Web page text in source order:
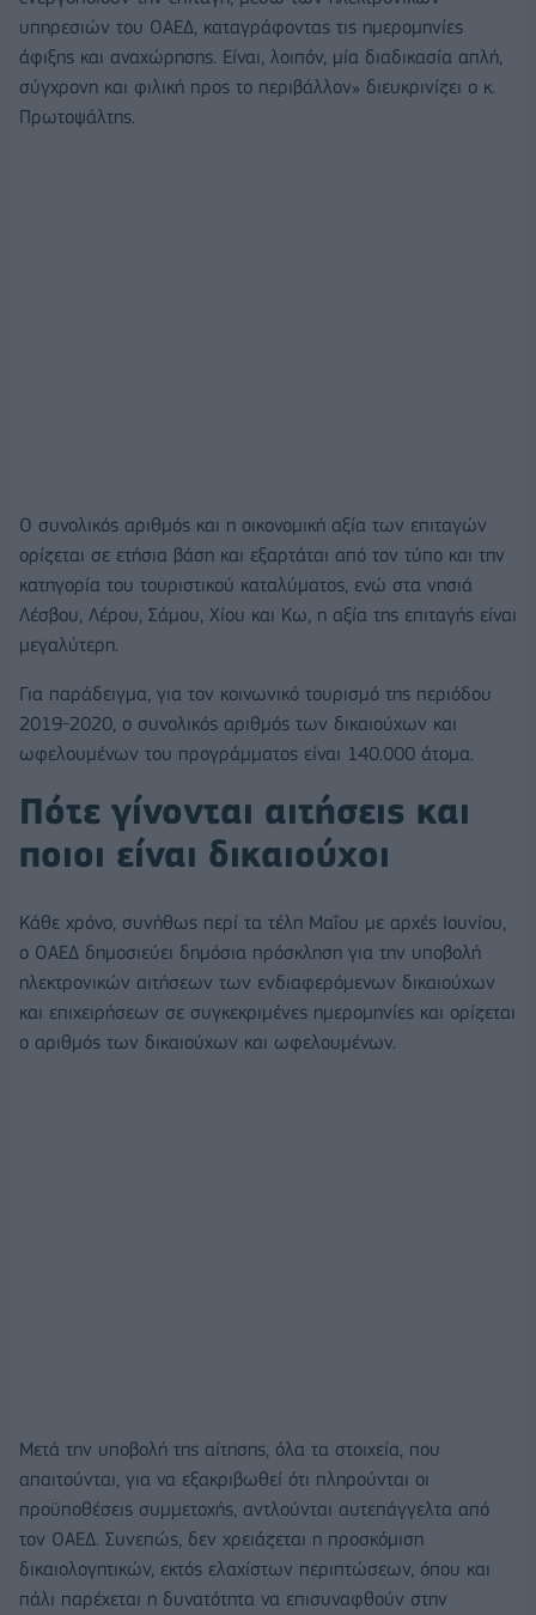
υπηρεσιών του ΟΑΕΔ, καταγράφοντας τις ημερομηνίες
άφιξης και αναχώρησης. Είναι, λοιπόν, μία διαδικασία απλή,
σύγχρονη και φιλική προς το περιβάλλον» διευκρινίζει ο κ.
Πρωτοψάλτης.
Ο συνολικός αριθμός και η οικονομική αξία των επιταγών
ορίζεται σε ετήσια βάση και εξαρτάται από τον τύπο και την
κατηγορία του τουριστικού καταλύματος, ενώ στα νησιά
Λέσβου, Λέρου, Σάμου, Χίου και Κω, η αξία της επιταγής είναι
μεγαλύτερη.
Για παράδειγμα, για τον κοινωνικό τουρισμό της περιόδου
2019-2020, ο συνολικός αριθμός των δικαιούχων και
ωφελουμένων του προγράμματος είναι 140.000 άτομα.
Πότε γίνονται αιτήσεις και
ποιοι είναι δικαιούχοι
Κάθε χρόνο, συνήθως περί τα τέλη Μαΐου με αρχές Ιουνίου,
ο ΟΑΕΔ δημοσιεύει δημόσια πρόσκληση για την υποβολή
ηλεκτρονικών αιτήσεων των ενδιαφερόμενων δικαιούχων
και επιχειρήσεων σε συγκεκριμένες ημερομηνίες και ορίζεται
ο αριθμός των δικαιούχων και ωφελουμένων.
Μετά την υποβολή της αίτησης, όλα τα στοιχεία, που
απαιτούνται, για να εξακριβωθεί ότι πληρούνται οι
προϋποθέσεις συμμετοχής, αντλούνται αυτεπάγγελτα από
τον ΟΑΕΔ. Συνεπώς, δεν χρειάζεται η προσκόμιση
δικαιολογητικών, εκτός ελαχίστων περιπτώσεων, όπου και
πάλι παρέχεται η δυνατότητα να επισυναφθούν στην